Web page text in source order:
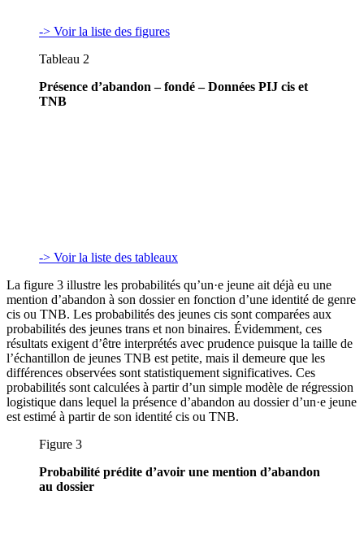
-> Voir la liste des figures
Tableau 2
Présence d’abandon – fondé – Données PIJ cis et
TNB
-> Voir la liste des tableaux
La figure 3 illustre les probabilités qu’un·e jeune ait déjà eu une
mention d’abandon à son dossier en fonction d’une identité de genre
cis ou TNB. Les probabilités des jeunes cis sont comparées aux
probabilités des jeunes trans et non binaires. Évidemment, ces
résultats exigent d’être interprétés avec prudence puisque la taille de
l’échantillon de jeunes TNB est petite, mais il demeure que les
différences observées sont statistiquement significatives. Ces
probabilités sont calculées à partir d’un simple modèle de régression
logistique dans lequel la présence d’abandon au dossier d’un·e jeune
est estimé à partir de son identité cis ou TNB.
Figure 3
Probabilité prédite d’avoir une mention d’abandon
au dossier